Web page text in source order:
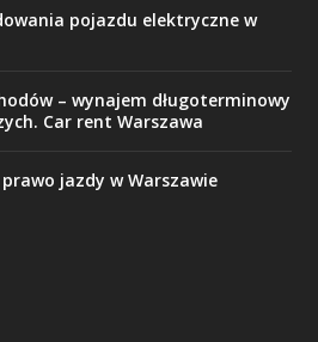
pojazdu elektryczne w
– wynajem długoterminowy
Car rent Warszawa
jazdy w Warszawie